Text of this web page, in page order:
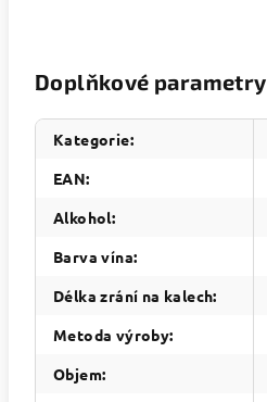
Doplňkové parametry
Kategorie:
EAN:
Alkohol:
Barva vína:
Délka zrání na kalech:
Metoda výroby:
Objem: